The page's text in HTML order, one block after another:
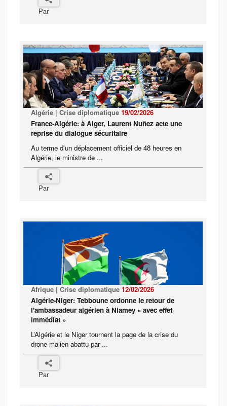
Par
Algérie | Crise diplomatique 19/02/2026
France-Algérie: à Alger, Laurent Nuñez acte une
reprise du dialogue sécuritaire
Au terme d'un déplacement officiel de 48 heures en
Algérie, le ministre de ...
Par
Afrique | Crise diplomatique 12/02/2026
Algérie-Niger: Tebboune ordonne le retour de
l'ambassadeur algérien à Niamey « avec effet
immédiat »
L’Algérie et le Niger tournent la page de la crise du
drone malien abattu par ...
Par